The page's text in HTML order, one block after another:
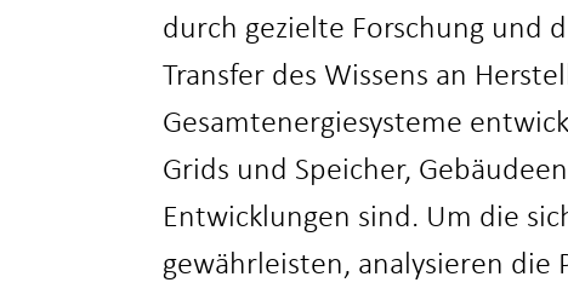
durch gezielte Forschung und
Transfer des Wissens an
Gesamtenergiesysteme
Grids und Speicher,
Entwicklungen sind. Um die
gewährleisten, analysieren